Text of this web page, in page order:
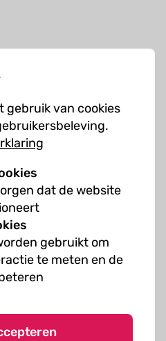
gebruik van cookies
dat de website
gebruikt om
te meten en de